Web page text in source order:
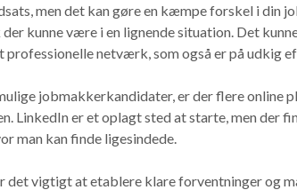
men det kan gøre en kæmpe forskel i din
kunne være i en lignende situation. Det
netværk, som også er på udkig
jobmakkerkandidater, er der flere online
LinkedIn er et oplagt sted at starte, men der
man kan finde ligesindede.
det vigtigt at etablere klare forventninger og